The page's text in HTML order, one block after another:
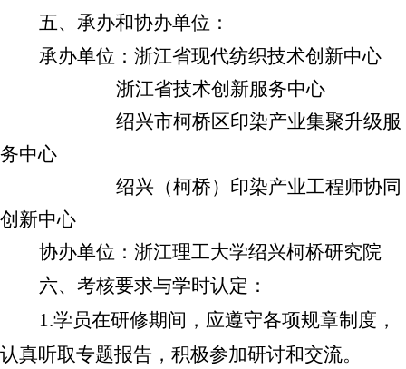
五、承办和协办单位：
承办单位：浙江省现代纺织技术创新中心
浙江省技术创新服务中心
绍兴市柯桥区印染产业集聚升级服
务中心
绍兴（柯桥）印染产业工程师协同
创新中心
协办单位：浙江理工大学绍兴柯桥研究院
六、考核要求与学时认定：
1.学员在研修期间，应遵守各项规章制度，
认真听取专题报告，积极参加研讨和交流。